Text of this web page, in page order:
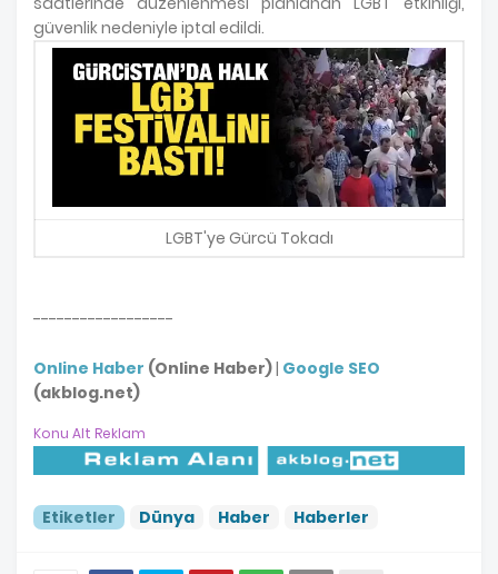
güvenlik nedeniyle iptal edildi.
LGBT'ye Gürcü Tokadı
------------------
Online Haber (Online Haber)| Google SEO
(akblog.net)
Konu Alt Reklam
Etiketler Dünya Haber Haberler